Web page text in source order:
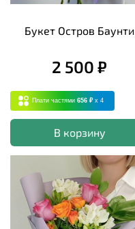
Букет Остров Баунти
2 500 ₽
Плати частями 656 ₽ x 4
В корзину